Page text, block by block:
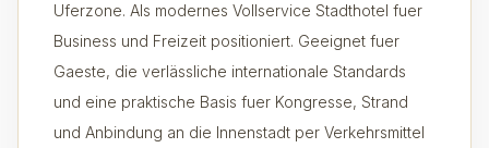
Uferzone. Als modernes Vollservice Stadthotel fuer
Business und Freizeit positioniert. Geeignet fuer
Gaeste, die verlässliche internationale Standards
und eine praktische Basis fuer Kongresse, Strand
und Anbindung an die Innenstadt per Verkehrsmittel